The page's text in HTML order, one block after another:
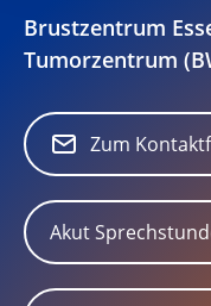
Brustzentrum
Tumorzentrum
Zum
Akut